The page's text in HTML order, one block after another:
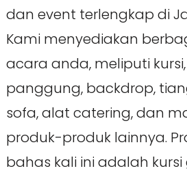
dan event terlengkap di
Kami menyediakan
acara anda, meliputi
panggung, backdrop,
sofa, alat catering, dan
produk-produk lainnya.
bahas kali ini adalah